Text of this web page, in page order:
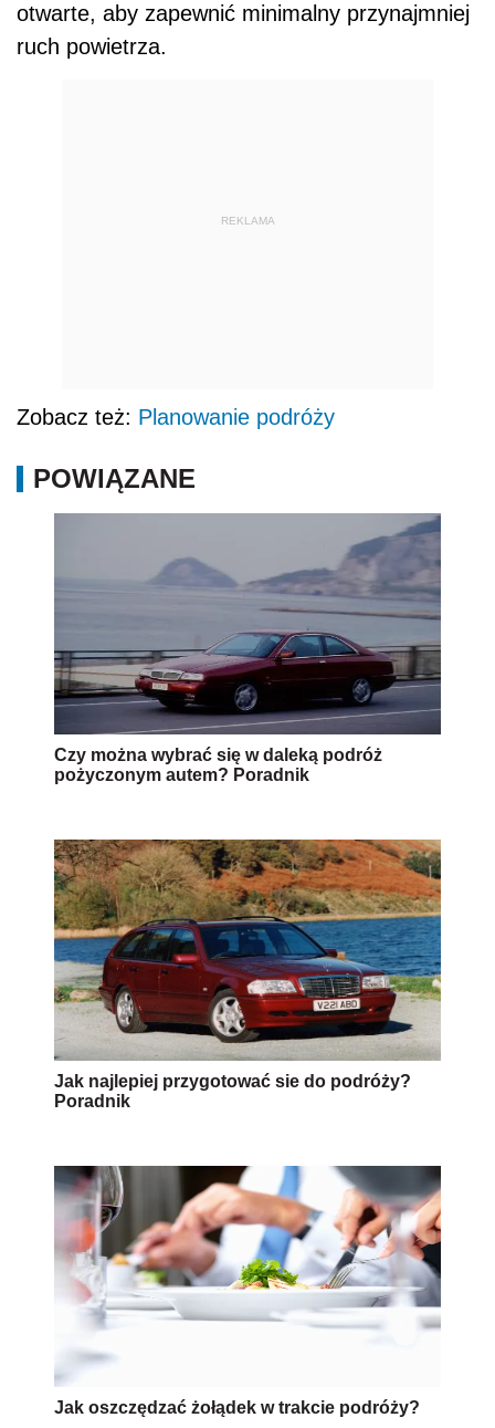
otwarte, aby zapewnić minimalny przynajmniej
ruch powietrza.
REKLAMA
Zobacz też: Planowanie podróży
POWIĄZANE
Czy można wybrać się w daleką podróż
pożyczonym autem? Poradnik
Jak najlepiej przygotować sie do podróży?
Poradnik
Jak oszczędzać żołądek w trakcie podróży?